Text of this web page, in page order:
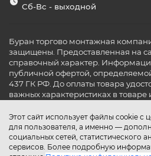
Этот сайт использует файлы cookie с
для пользователя, а именно —
социальных сетей, статистического
сервисов. Более подробную
Сб-Вс - выходной
Буран торгово монтажная
защищены. Предоставленная на
справочный характер.
публичной офертой,
437 ГК РФ. До оплаты товара
важных характеристиках в товаре